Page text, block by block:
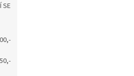
SE